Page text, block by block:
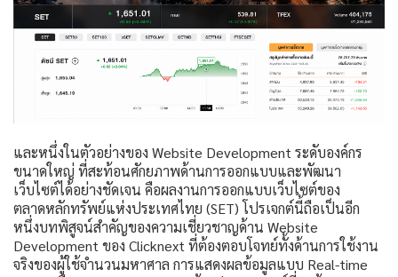
และหนึ่งในตัวอย่างของ Website Development ระดับองค์กร
ขนาดใหญ่ ที่สะท้อนศักยภาพด้านการออกแบบและพัฒนา
เว็บไซต์ได้อย่างชัดเจน คือผลงานการออกแบบเว็บไซต์ของ
ตลาดหลักทรัพย์แห่งประเทศไทย (SET) โปรเจกต์นี้ถือเป็นอีก
หนึ่งบทพิสูจน์สำคัญของความเชี่ยวชาญด้าน Website
Development ของ Clicknext ที่ต้องตอบโจทย์ทั้งด้านการใช้งาน
จริงของผู้ใช้จำนวนมหาศาล การแสดงผลข้อมูลแบบ Real-time